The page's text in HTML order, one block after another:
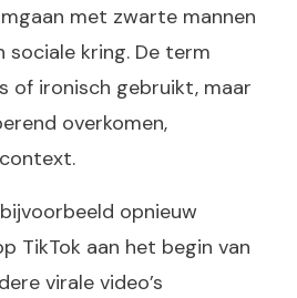
met zwarte mannen
sociale kring. De term
of ironisch gebruikt, maar
overkomen,
opnieuw
TikTok aan het begin van
virale video’s